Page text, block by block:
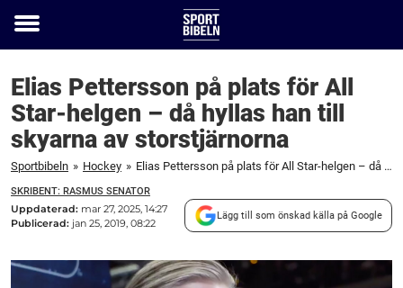
Toggle
Elias Pettersson på plats för All
Star-helgen – då hyllas han till
skyarna av storstjärnorna
Sportbibeln » Hockey » Elias Pettersson på plats för All Star-helgen – då hyllas han till skyarna av storstjärnorna
SKRIBENT: RASMUS SENATOR
Uppdaterad: mar 27, 2025, 14:27
Publicerad: jan 25, 2019, 08:22
Lägg till som önskad källa på Google